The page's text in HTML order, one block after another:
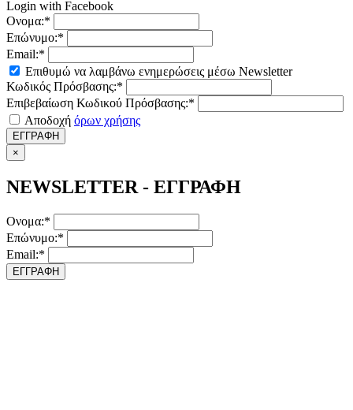
Login with Facebook
Ονομα:*
Επώνυμο:*
Email:*
Επιθυμώ να λαμβάνω ενημερώσεις μέσω Newsletter
Κωδικός Πρόσβασης:*
Επιβεβαίωση Κωδικού Πρόσβασης:*
Αποδοχή όρων χρήσης
ΕΓΓΡΑΦΗ
×
NEWSLETTER - ΕΓΓΡΑΦΗ
Ονομα:*
Επώνυμο:*
Email:*
ΕΓΓΡΑΦΗ